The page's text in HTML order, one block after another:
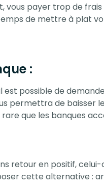
vous payer trop de
de mettre à plat
:
possible de
permettra de baisser
rare que les banques
retour en positif,
cette alternative :